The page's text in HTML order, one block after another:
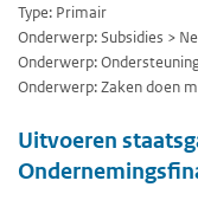
Type: Primair
Onderwerp: Subsidies >
Onderwerp:
Onderwerp: Zaken doen
Uitvoeren